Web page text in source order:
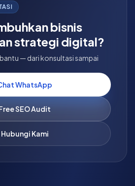
bisnis
strategi digital?
— dari konsultasi sampai
WhatsApp
SEO Audit
Hubungi Kami